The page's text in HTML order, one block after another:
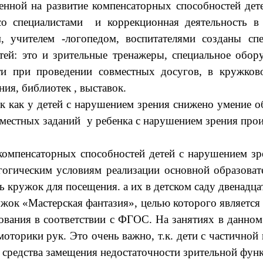
на развитие компенсаторных способностей
специалистами и коррекционная деятельность
учителем -логопедом, воспитателями созданы
это и зрительные тренажеры, специальное
при проведении совместных досугов, в
библиотек , выставок.
как у детей с нарушением зрения снижено умение
заданий у ребенка с нарушением зрения
способностей детей с нарушением
условиям реализации основной
кружок для посещения. а их в детском саду
«Мастерская фантазия», целью которого
в соответствии с ФГОС. На занятиях в
рук. Это очень важно, т.к. дети с
замещения недостаточности зрительной